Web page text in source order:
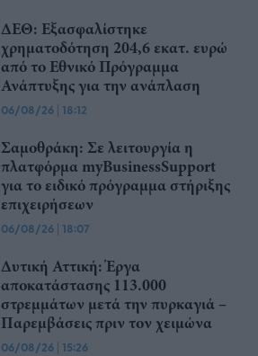
ΔΕΘ: Εξασφαλίστηκε
χρηματοδότηση 204,6 εκατ. ευρώ
από το Εθνικό Πρόγραμμα
Ανάπτυξης για την ανάπλαση
06/08/26 | 18:12
Σαμοθράκη: Σε λειτουργία η
πλατφόρμα myBusinessSupport
για το ειδικό πρόγραμμα στήριξης
επιχειρήσεων
06/08/26 | 18:07
Δυτική Αττική: Έργα
αποκατάστασης 113.000
στρεμμάτων μετά την πυρκαγιά –
Παρεμβάσεις πριν τον χειμώνα
06/08/26 | 15:26